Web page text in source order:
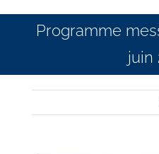
Programme
juin